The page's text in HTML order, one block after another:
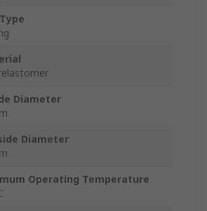
Diameter
Diameter
Operating Temperature